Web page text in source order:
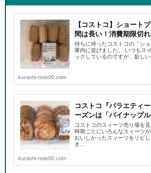
【コストコ】ショート
間は長い！消費期限切
待ちに待ったコストコの「シ
庫内に並びました。 いつもス
ックしているのですが、欲しい
kurashi-note00.com
コストコ『バラエティ
ーズンは「パイナップル
コストコのスィーツ売り場を
時期ごとにいろんなスィーツが
おいしかったスィーツをリピ
き...
kurashi-note00.com